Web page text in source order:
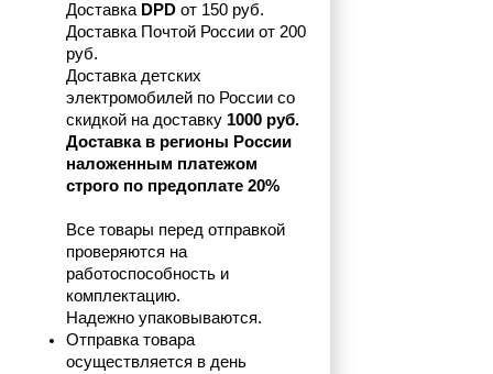
Доставка DPD от 150 руб.
Доставка Почтой России от 200
руб.
Доставка детских
электромобилей по России со
скидкой на доставку 1000 руб.
Доставка в регионы России
наложенным платежом
строго по предоплате 20%
Все товары перед отправкой
проверяются на
работоспособность и
комплектацию.
Надежно упаковываются.
Отправка товара
осуществляется в день